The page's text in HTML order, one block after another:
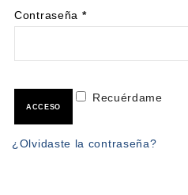
Contraseña *Obligatorio
Recuérdame
ACCESO
¿Olvidaste la contraseña?